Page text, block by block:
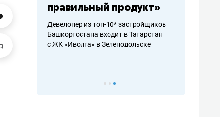
аксакалов и
правильный продукт»
Девелопер из топ-10* застройщиков
Башкортостана входит в Татарстан
с ЖК «Иволга» в Зеленодольске